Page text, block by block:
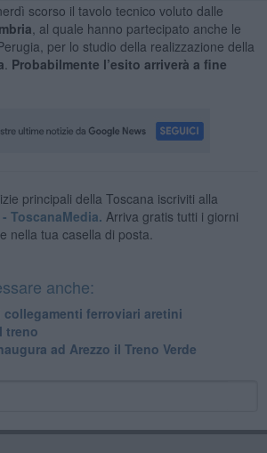
scorso il tavolo tecnico voluto dalle
, al quale hanno partecipato anche le
per lo studio della realizzazione della
Probabilmente l’esito arriverà a fine
principali della Toscana iscriviti alla
ToscanaMedia. Arriva gratis tutti i giorni
nella tua casella di posta.
anche:
ferroviari aretini
treno
ad Arezzo il Treno Verde